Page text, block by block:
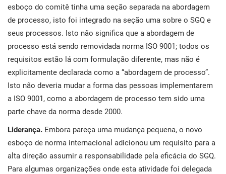
Laboratórios
esboço do comitê tinha uma seção separada na abordagem
de processo, isto foi integrado na seção uma sobre o SGQ e
seus processos. Isto não significa que a abordagem de
processo está sendo removidada norma ISO 9001; todos os
requisitos estão lá com formulação diferente, mas não é
explicitamente declarada como a “abordagem de processo”.
Isto não deveria mudar a forma das pessoas implementarem
a ISO 9001, como a abordagem de processo tem sido uma
parte chave da norma desde 2000.
Liderança. Embora pareça uma mudança pequena, o novo
esboço de norma internacional adicionou um requisito para a
alta direção assumir a responsabilidade pela eficácia do SGQ.
Para algumas organizações onde esta atividade foi delegada